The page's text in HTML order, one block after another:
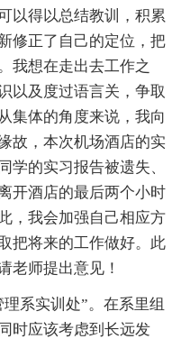
以得以总结教训，积累
修正了自己的定位，把
我想在走出去工作之
以及度过语言关，争取
集体的角度来说，我向
故，本次机场酒店的实
学的实习报告被遗失、
开酒店的最后两个小时
，我会加强自己相应方
把将来的工作做好。此
老师提出意见！
系实训处”。在系里组
时应该考虑到长远发